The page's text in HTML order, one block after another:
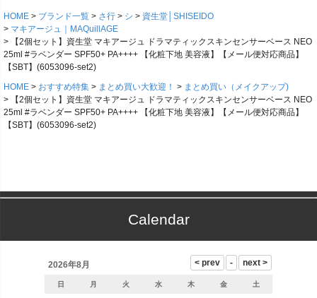
HOME ブランド一覧 さ行 シ
資生堂│SHISEIDO
マキアージュ｜MAQuillAGE
【2個セット】資生堂 マキアージュ ドラマティックスキンセンサーベース NEO
25ml #ラベンダー SPF50+ PA++++ 【化粧下地 美容液】【メール便対応商品】
【SBT】(6053096-set2)
HOME
おすすめ特集 まとめ買い大歓迎！
まとめ買い（メイクアップ)
【2個セット】資生堂 マキアージュ ドラマティックスキンセンサーベース NEO
25ml #ラベンダー SPF50+ PA++++ 【化粧下地 美容液】【メール便対応商品】
【SBT】(6053096-set2)
Calendar
2026年8月
日 月 火 水 木 金 土